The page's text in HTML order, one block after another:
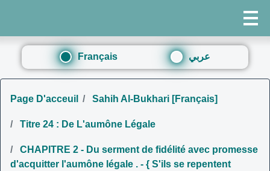
Français عربي
Page D'acceuil Sahih Al-Bukhari [Français]
Titre 24 : De L'aumône Légale
CHAPITRE 2 - Du serment de fidélité avec promesse
d'acquitter l'aumône légale . - { S'ils se repentent